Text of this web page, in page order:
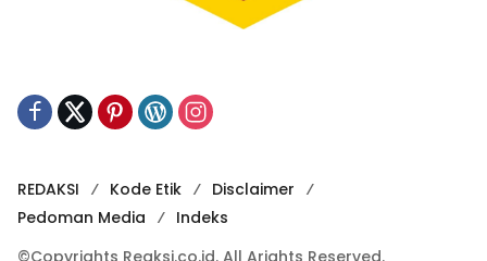
REDAKSI Kode Etik
Disclaimer
Pedoman Media
Indeks
©Copyrights Reaksi.co.id. All Arights Reserved.